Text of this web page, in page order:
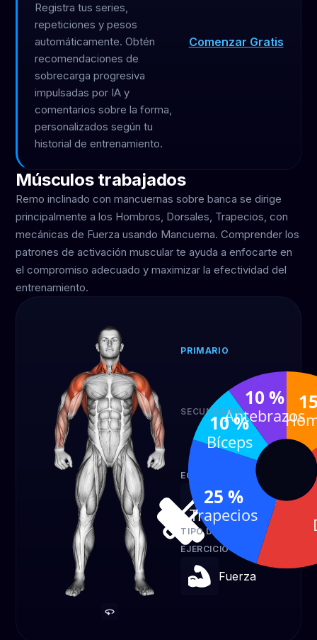
Registra tus series,
repeticiones y pesos
automáticamente. Obtén
recomendaciones de
sobrecarga progresiva
impulsadas por IA y
comentarios sobre la forma,
personalizados según tu
historial de entrenamiento.
Comenzar Gratis
Músculos trabajados
Remo inclinado con mancuernas sobre banca se dirige
principalmente a los Hombros, Dorsales, Trapecios, con
mecánicas de Fuerza usando Mancuerna. Comprender los
patrones de activación muscular te ayuda a enfocarte en
el compromiso adecuado y maximizar la efectividad del
entrenamiento.
PRIMARIO
15 %
SECUNDARIO
Bíceps
10 %
10
EQUIPO
Mancuerna
TIPO DE
EJERCICIO
Fuerza
25 %
Trapecios
10 %
Bíceps
10 %
Antebrazos